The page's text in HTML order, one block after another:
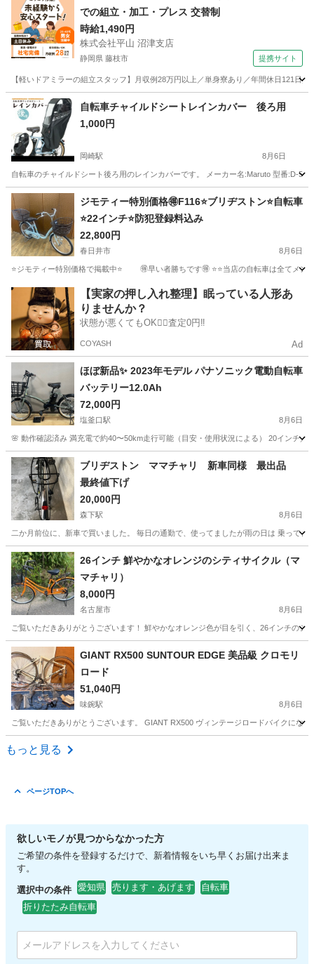
での組立・加工・プレス 交替制
時給1,490円
株式会社平山 沼津支店
静岡県 藤枝市 提携サイト
【軽いドアミラーの組立スタッフ】月収例28万円以上／単身寮あり／年間休日121
静岡 藤枝市 その他
自転車チャイルドシートレインカバー 後ろ用
1,000円
岡崎駅 8月6日
自転車のチャイルドシート後ろ用のレインカバーです。 メーカー名:Maruto 型番:D-
愛知 岡崎市 その他
ジモティー特別価格🉐F116⭐️ブリヂストン⭐️自転車
⭐️22インチ⭐️防犯登録料込み
22,800円
春日井市 8月6日
⭐️ジモティー特別価格で掲載中⭐️ 🉐早い者勝ちです🉐 ⭐️⭐️当店の自転車は全てメ
愛知 春日井市 自転車 ブリヂストン
【実家の押し入れ整理】眠っている人形あ
りませんか？
状態が悪くてもOK🙆‍♀️査定0円‼️
COYASH Ad
ほぼ新品✨ 2023年モデル パナソニック電動自転車
バッテリー12.0Ah
72,000円
塩釜口駅 8月6日
🌸 動作確認済み 満充電で約40〜50km走行可能（目安・使用状況による） 20インチ
愛知 名古屋市 塩釜口駅 電動アシスト自転車 バッテリー
ブリヂストン ママチャリ 新車同様 最出品
最終値下げ
20,000円
森下駅 8月6日
二か月前位に、新車で買いました。 毎日の通勤で、使ってましたが雨の日は 乗って
愛知 名古屋市 森下駅 その他
26インチ 鮮やかなオレンジのシティサイクル（マ
マチャリ）
8,000円
名古屋市 8月6日
ご覧いただきありがとうございます！ 鮮やかなオレンジ色が目を引く、26インチの
愛知 名古屋市 GIANT RX500 SUNTOUR EDGE 美品級 クロモリ
ロード
51,040円
味鋺駅 8月6日
ご覧いただきありがとうございます。 GIANT RX500 ヴィンテージロードバイクにな
愛知 名古屋市
もっと見る
ページTOPへ
欲しいモノが見つからなかった方
ご希望の条件を登録するだけで、新着情報をいち早くお届け出来ま
す。
選択中の条件 愛知県 売ります・あげます
自転車
折りたたみ自転車